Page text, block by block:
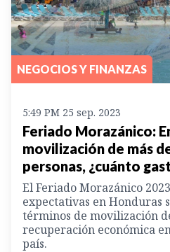
NEGOCIOS Y FINANZAS
5:49 PM 25 sep. 2023
Feriado Morazánico:
movilización de más
personas, ¿cuánto
El Feriado Morazánico
expectativas en Honduras
términos de movilización
recuperación económica
país.